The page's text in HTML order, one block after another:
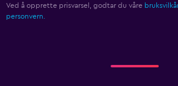
Ved å opprette prisvarsel, godtar du våre
personvern.